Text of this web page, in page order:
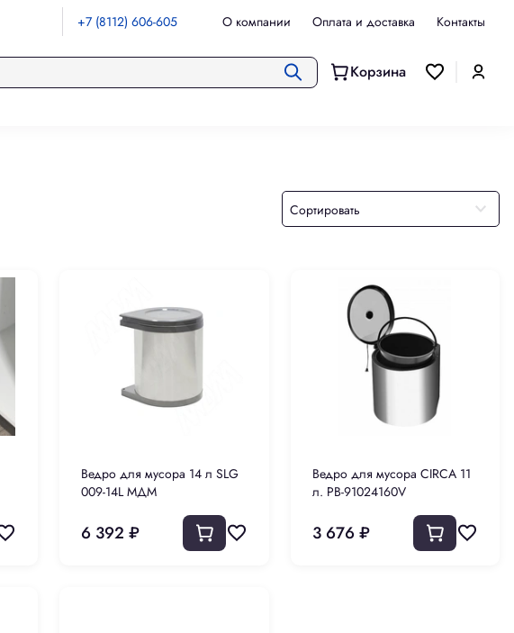
+7 (8112) 606-605 О компании Оплата и доставка Контакты
Корзина
Сортировать
Ведро для мусора 14 л SLG
009-14L МДМ
6 392 ₽
Ведро для мусора CIRCA 11
л. PB-91024160V
3 676 ₽